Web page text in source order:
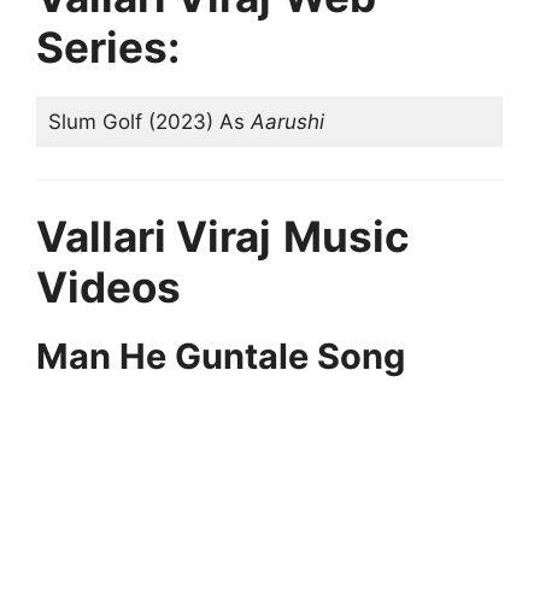
Series:
Slum Golf (2023) AsAarushi
Vallari Viraj Music
Videos
Man He Guntale Song